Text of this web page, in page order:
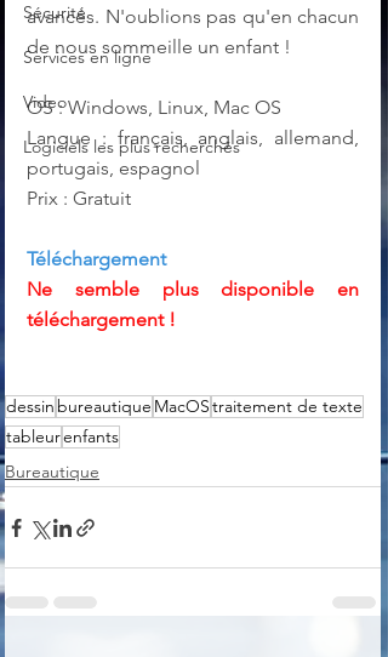
Sécurité
Services en ligne
Video
Logiciels les plus recherchés
avancés. N'oublions pas qu'en chacun
de nous sommeille un enfant !
OS : Windows, Linux, Mac OS
Langue : français, anglais, allemand,
portugais, espagnol
Prix : Gratuit
Téléchargement
Ne semble plus disponible en
téléchargement !
dessin bureautique MacOStraitement de texte
tableurenfants
Bureautique